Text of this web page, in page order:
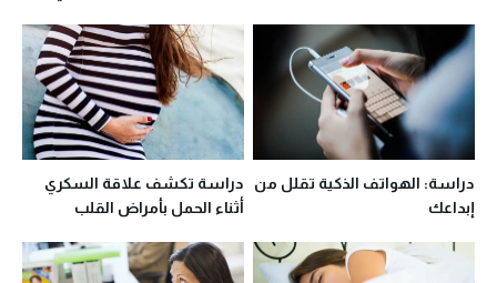
دراسة: الهواتف الذكية تقلل من
إبداعك
دراسة تكشف علاقة السكري
أثناء الحمل بأمراض القلب